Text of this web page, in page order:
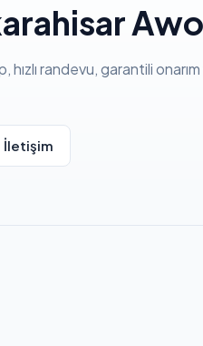
hızlı randevu, garantili
İletişim